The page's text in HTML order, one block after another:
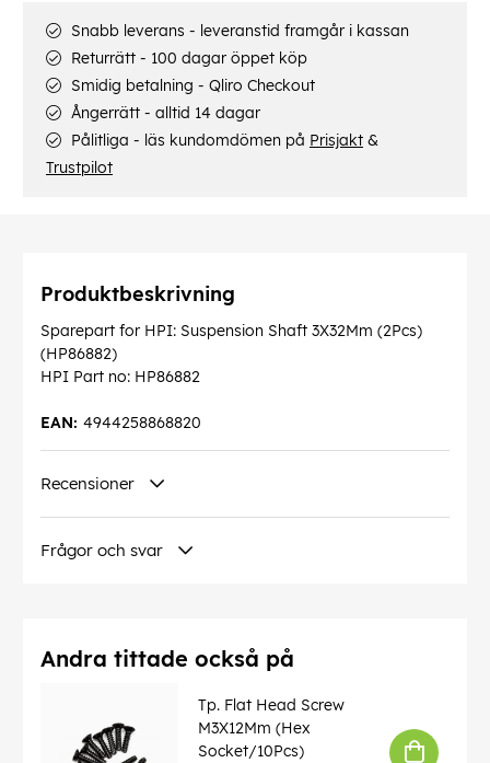
Snabb leverans - leveranstid framgår i kassan
Returrätt - 100 dagar öppet köp
Smidig betalning - Qliro Checkout
Ångerrätt - alltid 14 dagar
Pålitliga - läs kundomdömen på Prisjakt &
Trustpilot
Produktbeskrivning
Sparepart for HPI: Suspension Shaft 3X32Mm (2Pcs)
(HP86882)
HPI Part no: HP86882
4944258868820
EAN:
Recensioner
Frågor och svar
Andra tittade också på
Tp. Flat Head Screw
M3X12Mm (Hex
Socket/10Pcs)